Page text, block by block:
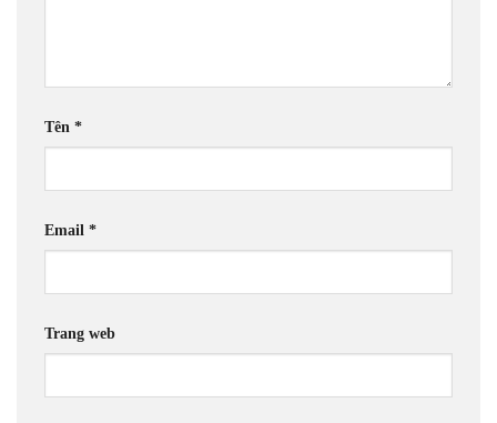
Tên *
Email *
Trang web